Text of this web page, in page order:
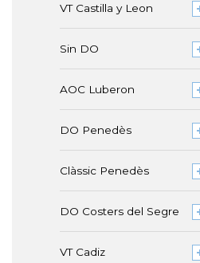
VT Castilla y Leon
Sin DO
AOC Luberon
DO Penedès
Clàssic Penedès
DO Costers del Segre
VT Cadiz